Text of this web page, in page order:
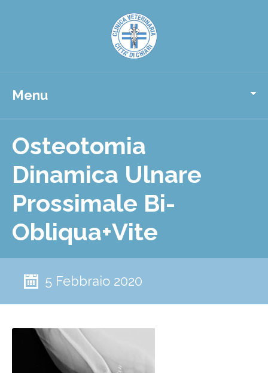
Menu
Osteotomia
Dinamica Ulnare
Prossimale Bi-
Obliqua+Vite
5 Febbraio 2020